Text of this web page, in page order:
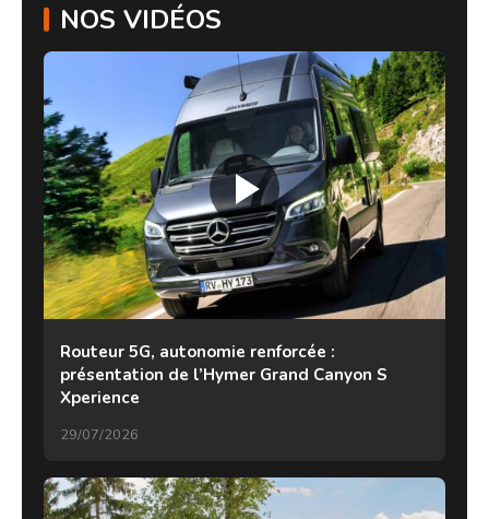
NOS VIDÉOS
Routeur 5G, autonomie renforcée :
présentation de l’Hymer Grand Canyon S
Xperience
29/07/2026